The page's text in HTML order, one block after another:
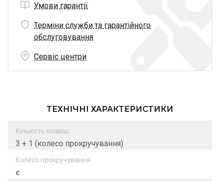
Умови гарантії
Терміни служби та гарантійного
обслуговування
Сервіс центри
ТЕХНІЧНІ ХАРАКТЕРИСТИКИ
Кількість клавіш
3 + 1 (колесо прокручування)
Колесо прокручування
є